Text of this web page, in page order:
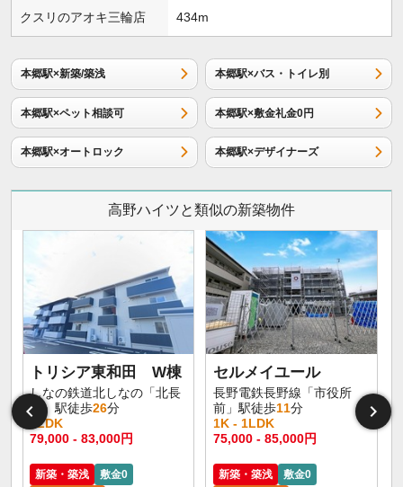
クスリのアオキ三輪店 434m
本郷駅×新築/築浅 本郷駅×バス・トイレ別
本郷駅×ペット相談可 本郷駅×敷金礼金0円
本郷駅×オートロック 本郷駅×デザイナーズ
高野ハイツと類似の新築物件
トリシア東和田 W棟
しなの鉄道北しなの「北長
野」駅徒歩26分
1LDK
79,000 - 83,000円
新築・築浅
敷金0
セルメイユール
長野電鉄長野線「市役所
前」駅徒歩11分
1K - 1LDK
75,000 - 85,000円
新築・築浅
敷金0